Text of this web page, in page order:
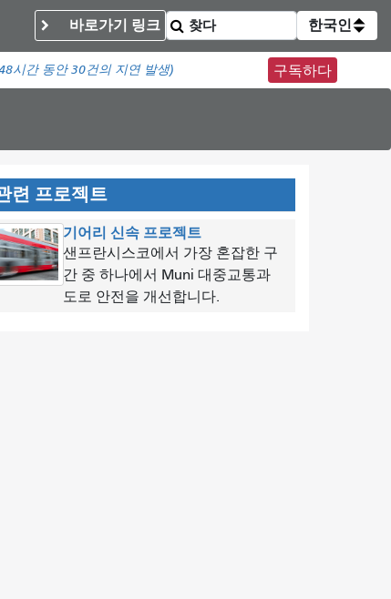
바로가기 링크 한국인
시간 동안30건의 지연 발생) 구독하다
련 프로젝트
기어리 신속 프로젝트
샌프란시스코에서 가장 혼잡한 구
간 중 하나에서 Muni 대중교통과
도로 안전을 개선합니다.